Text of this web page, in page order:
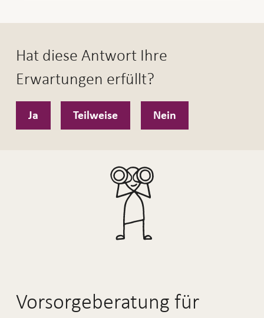
Hat diese Antwort Ihre
Erwartungen erfüllt?
Ja Teilweise Nein
Vorsorgeberatung für